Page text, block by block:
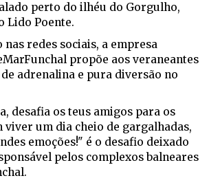
perto do ilhéu do Gorgulho,
Lido Poente.
nas redes sociais, a empresa
propõe aos veraneantes
adrenalina e pura diversão no
desafia os teus amigos para os
viver um dia cheio de gargalhadas,
emoções!" é o desafio deixado
pelos complexos balneares